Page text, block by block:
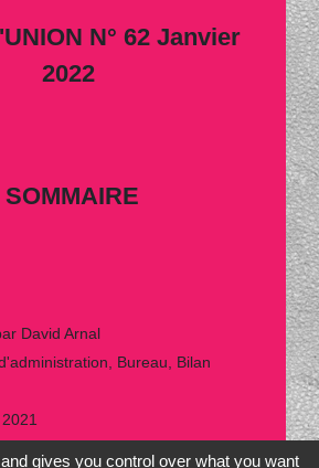
N° 62 Janvier
2022
SOMMAIRE
Arnal
Bureau, Bilan
gives you control over what you want